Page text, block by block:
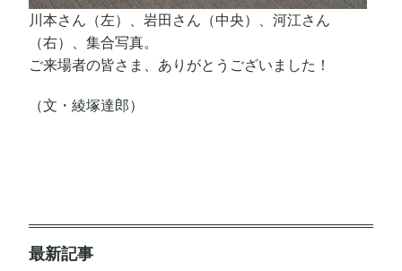
川本さん（左）、岩田さん（中央）、河江さん
（右）、集合写真。
ご来場者の皆さま、ありがとうございました！
（文・綾塚達郎）
最新記事